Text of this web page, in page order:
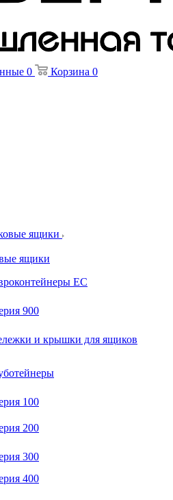
0 Корзина 0
ящики
ящики
ЕС
900
и крышки для ящиков
100
200
300
400